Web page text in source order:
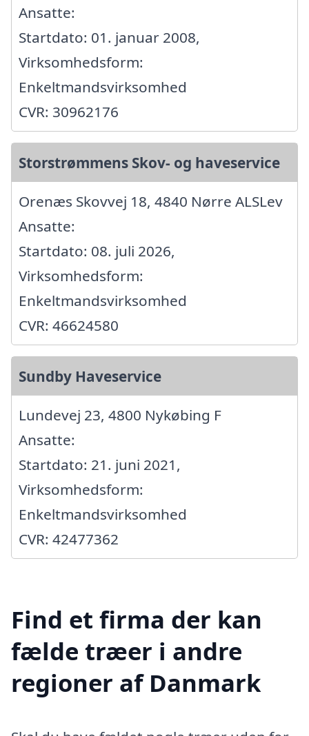
Ansatte:
Startdato: 01. januar 2008,
Virksomhedsform:
Enkeltmandsvirksomhed
CVR: 30962176
Storstrømmens Skov- og haveservice
Orenæs Skovvej 18, 4840 Nørre ALSLev
Ansatte:
Startdato: 08. juli 2026,
Virksomhedsform:
Enkeltmandsvirksomhed
CVR: 46624580
Sundby Haveservice
Lundevej 23, 4800 Nykøbing F
Ansatte:
Startdato: 21. juni 2021,
Virksomhedsform:
Enkeltmandsvirksomhed
CVR: 42477362
Find et firma der kan
fælde træer i andre
regioner af Danmark